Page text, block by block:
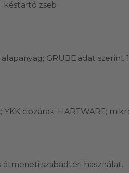
késtartó zseb
GRUBE adat szerint
cipzárak; HARTWARE;
átmeneti szabadtéri használat.